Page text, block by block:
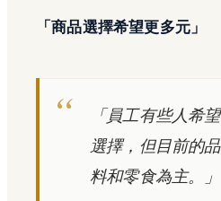
「商品選擇希望更多元」
「員工有些人希
選擇，但目前的
料和零食為主。」